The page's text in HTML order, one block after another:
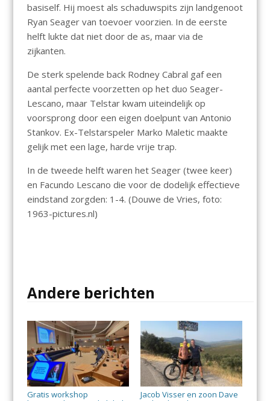
basiself. Hij moest als schaduwspits zijn landgenoot
Ryan Seagervan toevoer voorzien. In de eerste
helft lukte dat niet door de as, maar via de
zijkanten.
De sterk spelende back Rodney Cabral gaf een
aantal perfecte voorzetten op het duo Seager-
Lescano, maar Telstar kwam uiteindelijk op
voorsprong door een eigen doelpunt van Antonio
Stankov. Ex-Telstarspeler Marko Maleticmaakte
gelijk met een lage, harde vrije trap.
In de tweede helft waren het Seager (twee keer)
en Facundo Lescano die voor de dodelijk effectieve
eindstand zorgden: 1-4. (Douwe de Vries, foto:
1963-pictures.nl)
Andere berichten
Gratis workshop
Jacob Visser en zoon Dave